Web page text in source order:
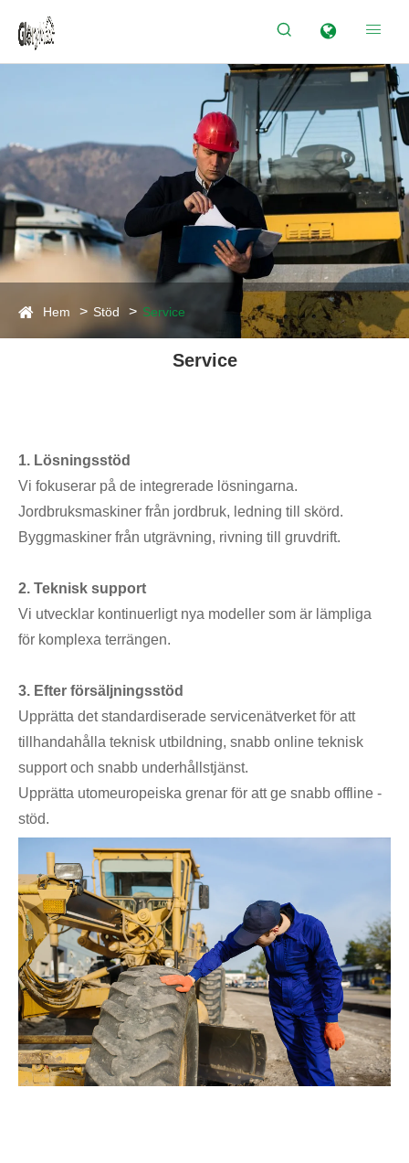
 
Hem Stöd Service
Service
1. Lösningsstöd
Vi fokuserar på de integrerade lösningarna.
Jordbruksmaskiner från jordbruk, ledning till skörd.
Byggmaskiner från utgrävning, rivning till gruvdrift.
2. Teknisk support
Vi utvecklar kontinuerligt nya modeller som är lämpliga
för komplexa terrängen.
3. Efter försäljningsstöd
Upprätta det standardiserade servicenätverket för att
tillhandahålla teknisk utbildning, snabb online teknisk
support och snabb underhållstjänst.
Upprätta utomeuropeiska grenar för att ge snabb offline -
stöd.